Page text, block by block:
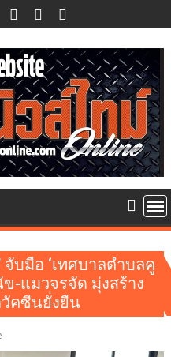
จับมือ ‘เทศบาลตำบลคู
-แมวจรจัด มุ่งสร้าง
คซีนยั่งยืน